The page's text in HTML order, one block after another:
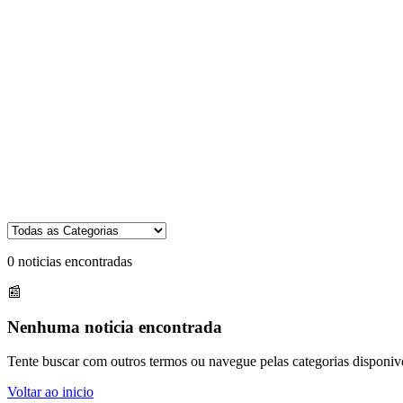
0 noticias encontradas
📰
Nenhuma noticia encontrada
Tente buscar com outros termos ou navegue pelas categorias
Voltar ao inicio